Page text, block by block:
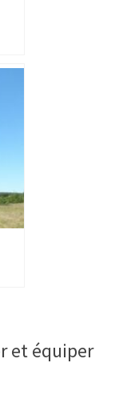
et équiper